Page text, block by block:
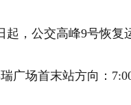
起，公交高峰9号恢复
广场首末站方向：